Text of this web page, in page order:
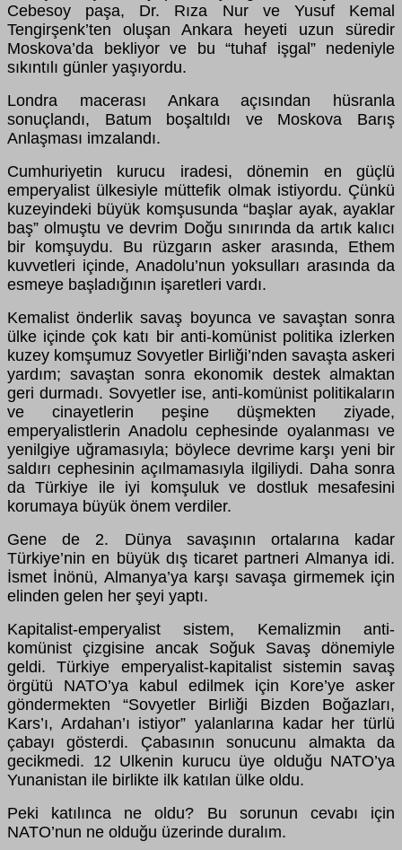
Cebesoy paşa, Dr. Rıza Nur ve Yusuf Kemal
Tengirşenk’ten oluşan Ankara heyeti uzun süredir
Moskova’da bekliyor ve bu “tuhaf işgal” nedeniyle
sıkıntılı günler yaşıyordu.
Londra macerası Ankara açısından hüsranla
sonuç landı, Batum boşaltıldı ve Moskova Barış
Anlaşması imzalandı.
Cumhuriyetin kurucu iradesi, dönemin en güç ü
emperyalist ü lkesiyle müttefik olmak istiyordu. Çünkü
kuzeyindeki büyük komşusunda “başlar ayak, ayaklar
baş” olmuştu ve devrim Doğu sınırında da artık kalıcı
bir komşuydu. Bu rüzgarın asker arasında, Ethem
kuvvetleri içinde, Anadolu’nun yoksulları arasında da
esmeye başladığının işaretleri vardı.
Kemalistönderlik savaş boyunca ve savaştan sonra
ü lke içindeçok katı bir anti-komünist politika izlerken
kuzey komşumuz Sovyetler Birliği’nden savaşta askeri
yardım; savaştan sonra ekonomik destek almaktan
geri durmadı. Sovyetler ise, anti-komünist politikaların
ve cinayetlerin peşine düşmekten ziyade,
emperyalistlerin Anadolu cephesinde oyalanması ve
yenilgiye uğramasıyla; böylece devrime karşı yeni bir
saldırı cephesinin açılmamasıyla ilgiliydi. Daha sonra
da Türkiye ile iyi komşuluk ve dostluk mesafesini
korumaya büyük önem verdiler.
Gene de 2. Dünya savaşının ortalarına kadar
Türkiye’nin en büyük dış ticaret partneri Almanya idi.
İsmet İnönü, Almanya’ya karşı savaşa girmemek için
elinden gelen her şeyi yaptı.
Kapitalist-emperyalist sistem, Kemalizmin anti-
komünist çizgisine ancak Soğuk Savaş dönemiyle
geldi. Türkiye emperyalist-kapitalist sistemin savaş
örgütü NATO’ya kabul edilmek için Kore’ye asker
göndermekten “Sovyetler Birliği Bizden Boğazları,
Kars’ı, Ardahan’ı istiyor” yalanlarına kadar her türl ü
çabayı gösterdi. Çabasının sonucunu almakta da
gecikmedi. 12 Ulkenin kurucu üye olduğu NATO’ya
Yunanistan ile birlikte ilk katılan ü lke oldu.
Peki katılınca ne oldu? Bu sorunun cevabı için
NATO’nun ne olduğu üzerinde duralım.